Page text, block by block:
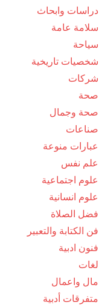
دراسات وابحاث
سلامة عامة
سياحة
شخصيات تاريخية
شركات
صحة
صحة وجمال
صناعات
عبارات منوعة
علم نفس
علوم اجتماعية
علوم انسانية
فضل الصلاة
فن الكتابة والتعبير
فنون ادبية
لغات
مال واعمال
متفرقات أدبية